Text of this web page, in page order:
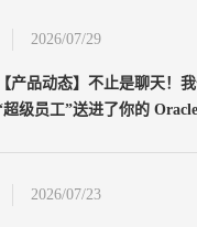
2026/07/29
【产品动态】不止是聊天！
超级员工”送进了你的
2026/07/23